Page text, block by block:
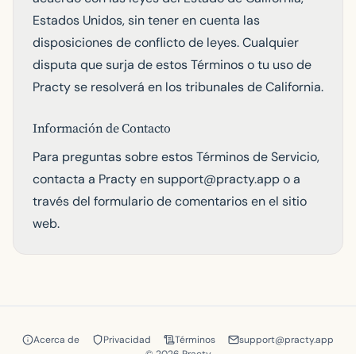
Estados Unidos, sin tener en cuenta las
disposiciones de conflicto de leyes. Cualquier
disputa que surja de estos Términos o tu uso de
Practy se resolverá en los tribunales de California.
Información de Contacto
Para preguntas sobre estos Términos de Servicio,
contacta a Practy ensupport@practy.appo a
través del formulario de comentarios en el sitio
web.
Acerca de Privacidad Términos
support@practy.app